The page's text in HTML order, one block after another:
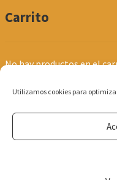
Utilizamos cookies para
Carrito
No hay productos en el
© Produpel | Productos